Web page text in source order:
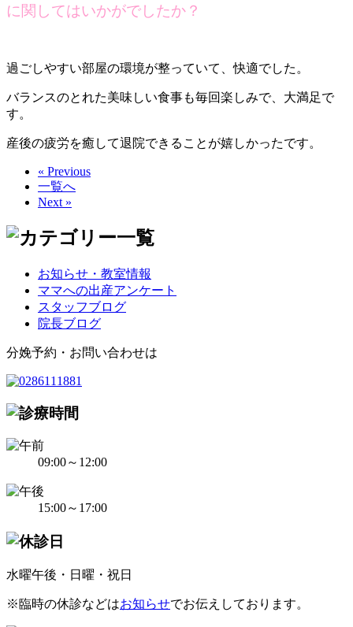
に関してはいかがでしたか？
過ごしやすい部屋の環境が整っていて、快適でした。
バランスのとれた美味しい食事も毎回楽しみで、大満足で
す。
産後の疲労を癒して退院できることが嬉しかったです。
« Previous
一覧へ
Next »
お知らせ・教室情報
ママへの出産アンケート
スタッフブログ
院長ブログ
分娩予約・お問い合わせは
09:00～12:00
15:00～17:00
水曜午後・日曜・祝日
※臨時の休診などはお知らせでお伝えしております。